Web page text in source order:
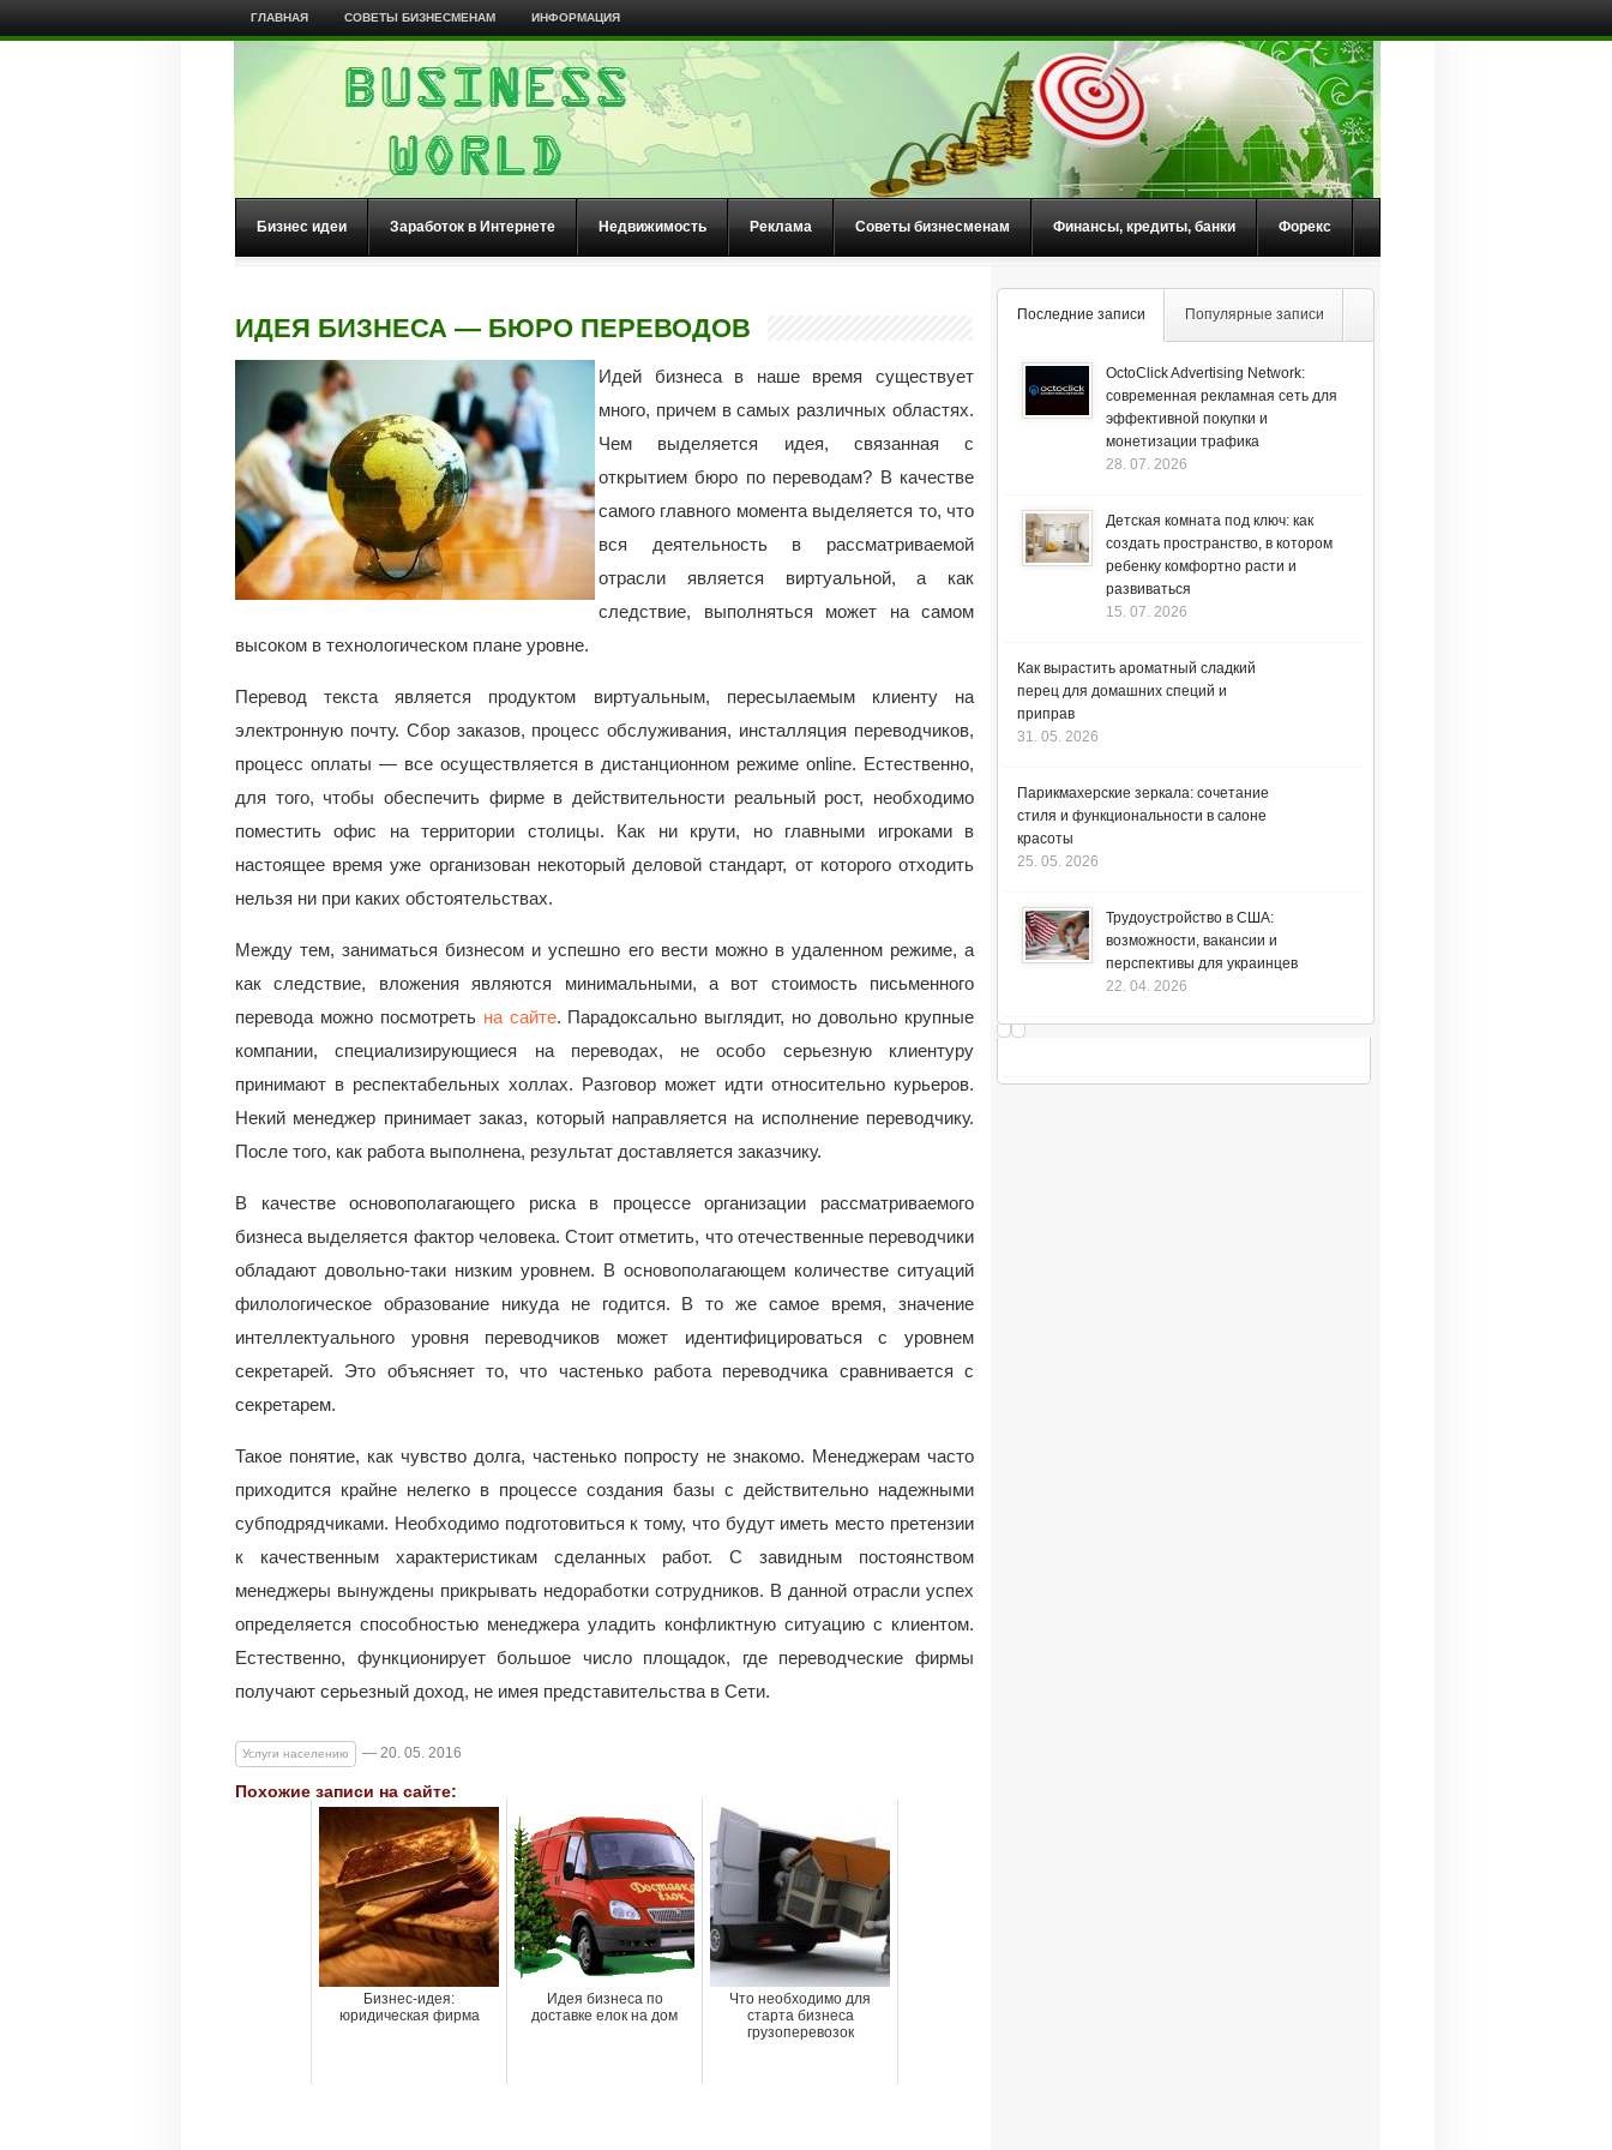
ГЛАВНАЯ СОВЕТЫ БИЗНЕСМЕНАМ ИНФОРМАЦИЯ
Бизнес идеи Заработок в Интернете Недвижимость Реклама Советы бизнесменам Финансы, кредиты, банки Форекс
ИДЕЯ БИЗНЕСА — БЮРО ПЕРЕВОДОВ
Идей бизнеса в наше время существует
много, причем в самых различных областях.
Чем выделяется идея, связанная с
открытием бюро по переводам? В качестве
самого главного момента выделяется то, что
вся деятельность в рассматриваемой
отрасли является виртуальной, а как
следствие, выполняться может на самом
высоком в технологическом плане уровне.
Перевод текста является продуктом виртуальным, пересылаемым клиенту на
электронную почту. Сбор заказов, процесс обслуживания, инсталляция переводчиков,
процесс оплаты — все осуществляется в дистанционном режиме online. Естественно,
для того, чтобы обеспечить фирме в действительности реальный рост, необходимо
поместить офис на территории столицы. Как ни крути, но главными игроками в
настоящее время уже организован некоторый деловой стандарт, от которого отходить
нельзя ни при каких обстоятельствах.
Между тем, заниматься бизнесом и успешно его вести можно в удаленном режиме, а
как следствие, вложения являются минимальными, а вот стоимость письменного
перевода можно посмотреть на сайте. Парадоксально выглядит, но довольно крупные
компании, специализирующиеся на переводах, не особо серьезную клиентуру
принимают в респектабельных холлах. Разговор может идти относительно курьеров.
Некий менеджер принимает заказ, который направляется на исполнение переводчику.
После того, как работа выполнена, результат доставляется заказчику.
В качестве основополагающего риска в процессе организации рассматриваемого
бизнеса выделяется фактор человека. Стоит отметить, что отечественные переводчики
обладают довольно-таки низким уровнем. В основополагающем количестве ситуаций
филологическое образование никуда не годится. В то же самое время, значение
интеллектуального уровня переводчиков может идентифицироваться с уровнем
секретарей. Это объясняет то, что частенько работа переводчика сравнивается с
секретарем.
Такое понятие, как чувство долга, частенько попросту не знакомо. Менеджерам часто
приходится крайне нелегко в процессе создания базы с действительно надежными
субподрядчиками. Необходимо подготовиться к тому, что будут иметь место претензии
к качественным характеристикам сделанных работ. С завидным постоянством
менеджеры вынуждены прикрывать недоработки сотрудников. В данной отрасли успех
определяется способностью менеджера уладить конфликтную ситуацию с клиентом.
Естественно, функционирует большое число площадок, где переводческие фирмы
получают серьезный доход, не имея представительства в Сети.
Услуги населению — 20. 05. 2016
Похожие записи на сайте:
Бизнес-идея:
юридическая фирма
Идея бизнеса по
доставке елок на дом
Что необходимо для
старта бизнеса
грузоперевозок
Последние записи Популярные записи
OctoClick Advertising Network:
современная рекламная сеть для
эффективной покупки и
монетизации трафика
28. 07. 2026
Детская комната под ключ: как
создать пространство, в котором
ребенку комфортно расти и
развиваться
15. 07. 2026
Как вырастить ароматный сладкий
перец для домашних специй и
приправ
31. 05. 2026
Парикмахерские зеркала: сочетание
стиля и функциональности в салоне
красоты
25. 05. 2026
Трудоустройство в США:
возможности, вакансии и
перспективы для украинцев
22. 04. 2026